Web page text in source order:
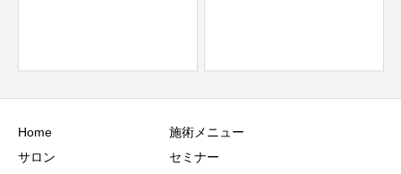
Home
サロン
施術メニュー
セミナー